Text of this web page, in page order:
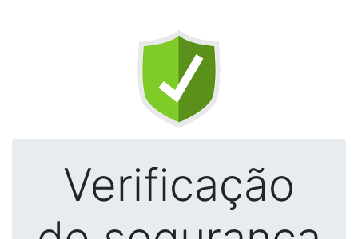
Verificação